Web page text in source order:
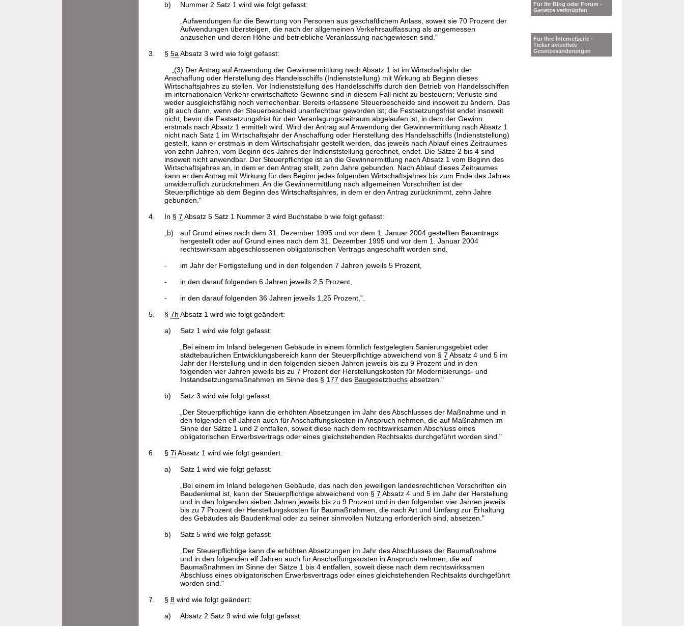
b)
Nummer 2 Satz 1 wird wie folgt gefasst:
„Aufwendungen für die Bewirtung von Personen aus geschäftlichem Anlass, soweit sie 70 Prozent der
Aufwendungen übersteigen, die nach der allgemeinen Verkehrsauffassung als angemessen
anzusehen und deren Höhe und betriebliche Veranlassung nachgewiesen sind."
3.
§ 5a Absatz 3 wird wie folgt gefasst:
„(3) Der Antrag auf Anwendung der Gewinnermittlung nach Absatz 1 ist im Wirtschaftsjahr der
Anschaffung oder Herstellung des Handelsschiffs (Indienststellung) mit Wirkung ab Beginn dieses
Wirtschaftsjahres zu stellen. Vor Indienststellung des Handelsschiffs durch den Betrieb von Handelsschiffen
im internationalen Verkehr erwirtschaftete Gewinne sind in diesem Fall nicht zu besteuern; Verluste sind
weder ausgleichsfähig noch verrechenbar. Bereits erlassene Steuerbescheide sind insoweit zu ändern. Das
gilt auch dann, wenn der Steuerbescheid unanfechtbar geworden ist; die Festsetzungsfrist endet insoweit
nicht, bevor die Festsetzungsfrist für den Veranlagungszeitraum abgelaufen ist, in dem der Gewinn
erstmals nach Absatz 1 ermittelt wird. Wird der Antrag auf Anwendung der Gewinnermittlung nach Absatz 1
nicht nach Satz 1 im Wirtschaftsjahr der Anschaffung oder Herstellung des Handelsschiffs (Indienststellung)
gestellt, kann er erstmals in dem Wirtschaftsjahr gestellt werden, das jeweils nach Ablauf eines Zeitraumes
von zehn Jahren, vom Beginn des Jahres der Indienststellung gerechnet, endet. Die Sätze 2 bis 4 sind
insoweit nicht anwendbar. Der Steuerpflichtige ist an die Gewinnermittlung nach Absatz 1 vom Beginn des
Wirtschaftsjahres an, in dem er den Antrag stellt, zehn Jahre gebunden. Nach Ablauf dieses Zeitraumes
kann er den Antrag mit Wirkung für den Beginn jedes folgenden Wirtschaftsjahres bis zum Ende des Jahres
unwiderruflich zurücknehmen. An die Gewinnermittlung nach allgemeinen Vorschriften ist der
Steuerpflichtige ab dem Beginn des Wirtschaftsjahres, in dem er den Antrag zurücknimmt, zehn Jahre
gebunden."
4.
In § 7 Absatz 5 Satz 1 Nummer 3 wird Buchstabe b wie folgt gefasst:
„b)
auf Grund eines nach dem 31. Dezember 1995 und vor dem 1. Januar 2004 gestellten Bauantrags
hergestellt oder auf Grund eines nach dem 31. Dezember 1995 und vor dem 1. Januar 2004
rechtswirksam abgeschlossenen obligatorischen Vertrags angeschafft worden sind,
-
im Jahr der Fertigstellung und in den folgenden 7 Jahren jeweils 5 Prozent,
-
in den darauf folgenden 6 Jahren jeweils 2,5 Prozent,
-
in den darauf folgenden 36 Jahren jeweils 1,25 Prozent,".
5.
§ 7h Absatz 1 wird wie folgt geändert:
a)
Satz 1 wird wie folgt gefasst:
„Bei einem im Inland belegenen Gebäude in einem förmlich festgelegten Sanierungsgebiet oder
städtebaulichen Entwicklungsbereich kann der Steuerpflichtige abweichend von § 7 Absatz 4 und 5 im
Jahr der Herstellung und in den folgenden sieben Jahren jeweils bis zu 9 Prozent und in den
folgenden vier Jahren jeweils bis zu 7 Prozent der Herstellungskosten für Modernisierungs- und
Instandsetzungsmaßnahmen im Sinne des § 177 des Baugesetzbuchsabsetzen."
b)
Satz 3 wird wie folgt gefasst:
„Der Steuerpflichtige kann die erhöhten Absetzungen im Jahr des Abschlusses der Maßnahme und in
den folgenden elf Jahren auch für Anschaffungskosten in Anspruch nehmen, die auf Maßnahmen im
Sinne der Sätze 1 und 2 entfallen, soweit diese nach dem rechtswirksamen Abschluss eines
obligatorischen Erwerbsvertrags oder eines gleichstehenden Rechtsakts durchgeführt worden sind."
6.
§ 7iAbsatz 1 wird wie folgt geändert:
a)
Satz 1 wird wie folgt gefasst:
„Bei einem im Inland belegenen Gebäude, das nach den jeweiligen landesrechtlichen Vorschriften ein
Baudenkmal ist, kann der Steuerpflichtige abweichend von § 7 Absatz 4 und 5 im Jahr der Herstellung
und in den folgenden sieben Jahren jeweils bis zu 9 Prozent und in den folgenden vier Jahren jeweils
bis zu 7 Prozent der Herstellungskosten für Baumaßnahmen, die nach Art und Umfang zur Erhaltung
des Gebäudes als Baudenkmal oder zu seiner sinnvollen Nutzung erforderlich sind, absetzen."
b)
Satz 5 wird wie folgt gefasst:
„Der Steuerpflichtige kann die erhöhten Absetzungen im Jahr des Abschlusses der Baumaßnahme
und in den folgenden elf Jahren auch für Anschaffungskosten in Anspruch nehmen, die auf
Baumaßnahmen im Sinne der Sätze 1 bis 4 entfallen, soweit diese nach dem rechtswirksamen
Abschluss eines obligatorischen Erwerbsvertrags oder eines gleichstehenden Rechtsakts durchgeführt
worden sind."
7.
§ 8wird wie folgt geändert:
a)
Absatz 2 Satz 9 wird wie folgt gefasst:
Für Ihr Blog oder Forum -
Gesetze verknüpfen
Für Ihre Internetseite -
Ticker aktuellste
Gesetzesänderungen